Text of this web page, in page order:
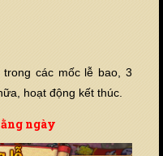
các mốc lễ bao, 3
hoạt động kết thúc.
ngày